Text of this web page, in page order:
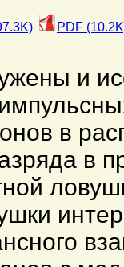
PDF
и
в
в